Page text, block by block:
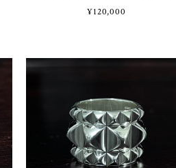
ィファニー スタッズ リング ス
ターリング シルバー 14号
¥120,000